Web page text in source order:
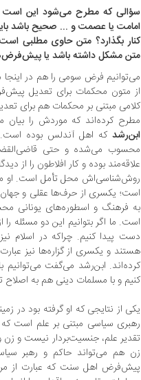
سؤالی که مطرح می‌شود این
امامت یا عصمت و ... صحیح باشد
کنار بگذارد؟ متن حاوی مطلبی
متن مشکل داشته باشد یا
می‌توانیم فرض سومی را هم در
از متون محکمات برای تعدیل
کلامی مبتنی بر محکمات هم برای
مطرح کرده‌اند که موردش را بیان
ابن‌رشد که اهل آندلس بوده است.
محسوب می‌شده و حتی
علاقه‌مند بوده و کار افلاطون را از
روش‌شناسی‌اش محل تأمل است. او
است؛ یکسری از حرف‌ها عقلی و
به فرهنگ و اسطوره‌های یونانی
است. ما اگر بتوانیم این دو مسئله
دست پیدا کنیم. چراکه در اسلام
هستند و یکسری از گزاره‌ها نیز
کرده‌‌اند. ابن‌رشد می‌گفت می‌توانیم
کنیم و با مسلمات دینی هم به اصلاح
یکی از نتایجی که او گرفته بود در
رهبری سیاسی مبتنی بر علم است که
تقدیر علم، جنسیت‌بردار نیست و زن
زن هم می‌تواند حاکم و رهبر
پیش‌فرض اهل سنت که عبارت از